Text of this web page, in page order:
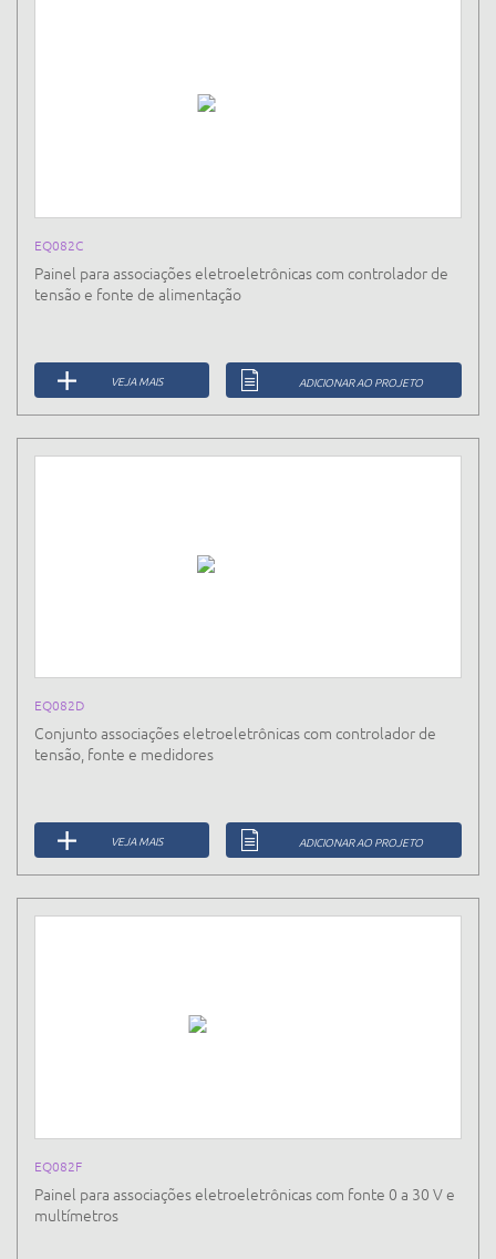
EQ082C
Painel para associações eletroeletrônicas com controlador de
tensão e fonte de alimentação
VEJA MAIS ADICIONAR AO PROJETO
EQ082D
Conjunto associações eletroeletrônicas com controlador de
tensão, fonte e medidores
VEJA MAIS ADICIONAR AO PROJETO
EQ082F
Painel para associações eletroeletrônicas com fonte 0 a 30 V e
multímetros